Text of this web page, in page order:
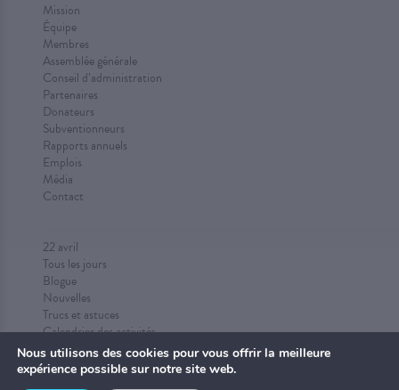
Mission
Équipe
Membres
Assemblée générale
Conseil d’administration
Partenaires
Donateurs
Subventionneurs
Rapports annuels
Emplois
Média
Contact
22 avril
Tous les jours
Blogue
Nouvelles
Trucs et astuces
Calendrier des activités
Proposez des activités
Nous utilisons des cookies pour vous offrir la meilleure
expérience possible sur notre site web.